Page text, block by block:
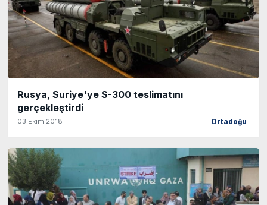
Rusya, Suriye'ye S-300 teslimatını
gerçekleştirdi
03 Ekim 2018 Ortadoğu